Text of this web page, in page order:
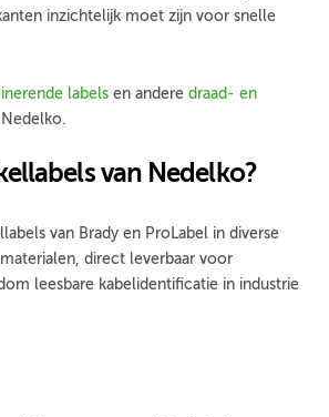
inzichtelijk moet zijn voor snelle
labels en andere draad- en
van Nedelko?
van Brady en ProLabel in diverse
direct leverbaar voor
leesbare kabelidentificatie in industrie